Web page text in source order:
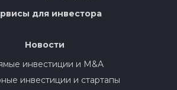
для инвестора
Новости
инвестиции и M&A
инвестиции и стартапы